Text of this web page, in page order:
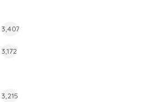
3,407
3,172
3,215